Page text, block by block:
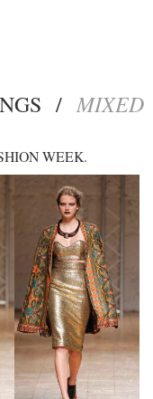
/ MIXED
WEEK.